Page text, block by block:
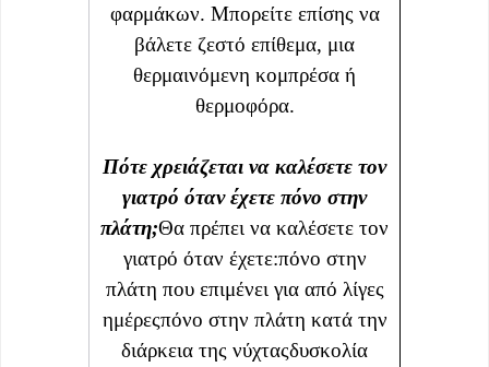
φαρμάκων. Μπορείτε επίσης να
βάλετε ζεστό επίθεμα, μια
θερμαινόμενη κομπρέσα ή
θερμοφόρα.
Πότε χρειάζεται να καλέσετε τον
γιατρό όταν έχετε πόνο στην
πλάτη;Θα πρέπει να καλέσετε τον
γιατρό όταν έχετε:πόνο στην
πλάτη που επιμένει για από λίγες
ημέρεςπόνο στην πλάτη κατά την
διάρκεια της νύχταςδυσκολία